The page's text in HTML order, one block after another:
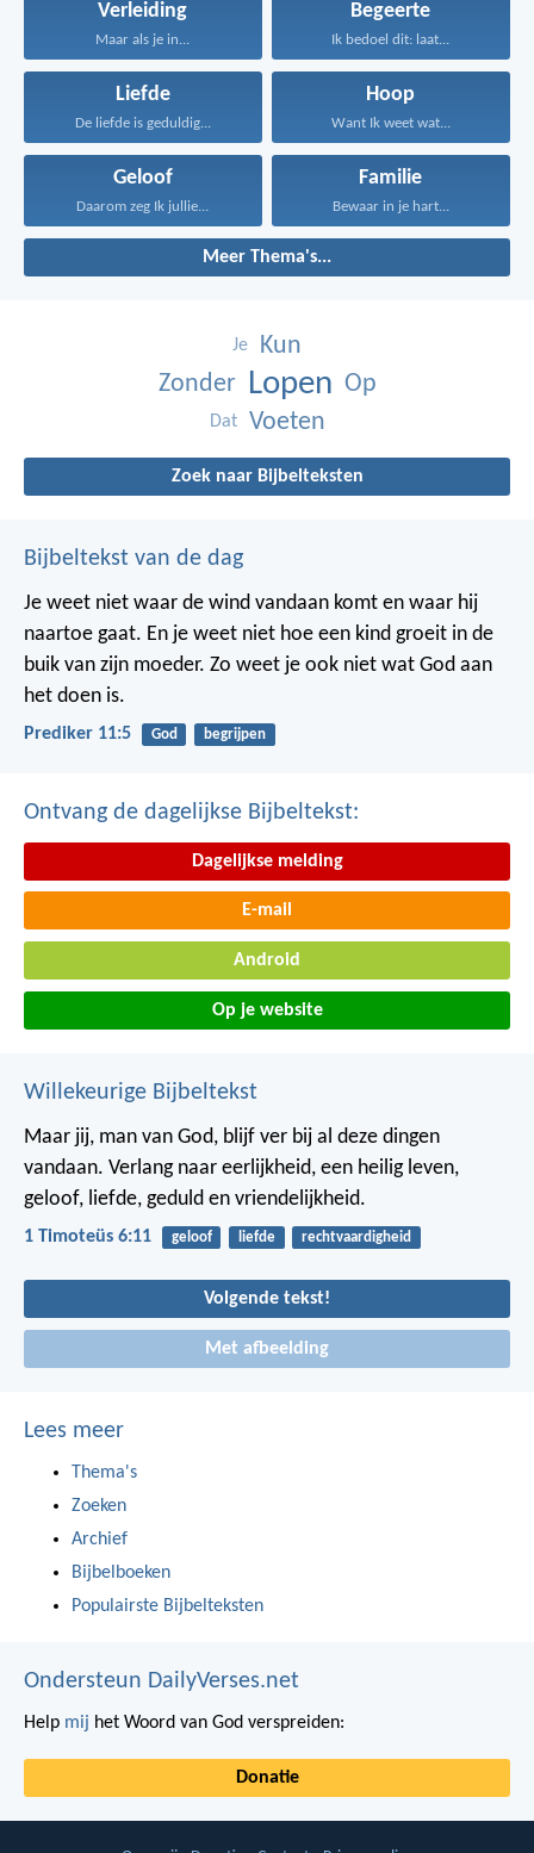
Verleiding
Maar als je in...
Begeerte
Ik bedoel dit: laat...
Liefde
De liefde is geduldig...
Hoop
Want Ik weet wat...
Geloof
Daarom zeg Ik jullie...
Familie
Bewaar in je hart...
Meer Thema's...
Je
Kun
Zonder Lopen Op
Dat Voeten
Zoek naar Bijbelteksten
Bijbeltekst van de dag
Je weet niet waar de wind vandaan komt en waar hij
naartoe gaat. En je weet niet hoe een kind groeit in de
buik van zijn moeder. Zo weet je ook niet wat God aan
het doen is.
Prediker 11:5 God begrijpen
Ontvang de dagelijkse Bijbeltekst:
Dagelijkse melding
E-mail
Android
Op je website
Willekeurige Bijbeltekst
Maar jij, man van God, blijf ver bij al deze dingen
vandaan. Verlang naar eerlijkheid, een heilig leven,
geloof, liefde, geduld en vriendelijkheid.
1 Timoteüs 6:11 geloof liefde rechtvaardigheid
Volgende tekst!
Met afbeelding
Lees meer
Thema's
Zoeken
Archief
Bijbelboeken
Populairste Bijbelteksten
Ondersteun DailyVerses.net
Help mij het Woord van God verspreiden:
Donatie